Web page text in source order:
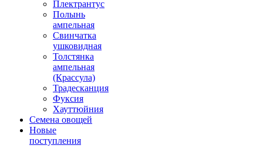
Плектрантус
Полынь
ампельная
Свинчатка
ушковидная
Толстянка
ампельная
(Крассула)
Традесканция
Фуксия
Хауттюйния
Семена овощей
Новые
поступления